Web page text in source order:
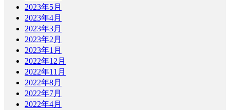
2023年5月
2023年4月
2023年3月
2023年2月
2023年1月
2022年12月
2022年11月
2022年8月
2022年7月
2022年4月